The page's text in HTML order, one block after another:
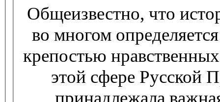
Общеизвестно, что
во многом
крепостью
этой сфере Русской
принадлежала